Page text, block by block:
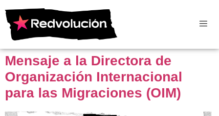
Mensaje a la Directora de
Organización Internacional
para las Migraciones (OIM)